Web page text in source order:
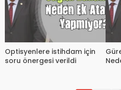
Optisyenlere istihdam için
soru önergesi verildi